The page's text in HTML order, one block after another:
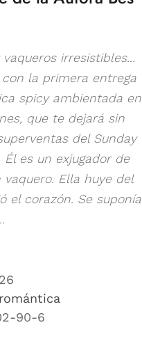
irresistibles...
con la primera entrega
spicy ambientada en
que te dejará sin
del Sunday
Él es un exjugador de
Ella huye del
el corazón. Se suponía
90-6